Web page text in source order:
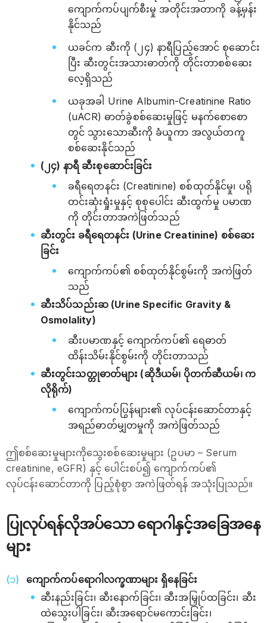
ကျောက်ကပ်ပျက်စီးမှု အတိုင်းအတာကို ခန့်မှန်း
နိုင်သည်
ယခင်က ဆီးကို (၂၄) နာရီပြည့်အောင် စုဆောင်း
ပြီး ဆီးတွင်းအသားဓာတ်ကို တိုင်းတာစစ်ဆေး
လေ့ရှိသည်
ယခုအခါ Urine Albumin-Creatinine Ratio
(uACR) ဓာတ်ခွဲစစ်ဆေးမှုဖြင့် မနက်စောစော
တွင် သွားသောဆီးကို ခံယူကာ အလွယ်တကူ
စစ်ဆေးနိုင်သည်
(၂၄) နာရီ ဆီးစုဆောင်းခြင်း
ခရီရေတနင်း (Creatinine) စစ်ထုတ်နိုင်မှု၊ ပရို
တင်းဆုံးရှုံးမှုနှင့် စုစုပေါင်း ဆီးထွက်မှု ပမာဏ
ကို တိုင်းတာအကဲဖြတ်သည်
ဆီးတွင်း ခရီရေတနင်း (Urine Creatinine) စစ်ဆေး
ခြင်း
ကျောက်ကပ်၏ စစ်ထုတ်နိုင်စွမ်းကို အကဲဖြတ်
သည်
ဆီးသိပ်သည်းဆ (Urine Specific Gravity &
Osmolality)
ဆီးပမာဏနှင့် ကျောက်ကပ်၏ ရေဓာတ်
ထိန်းသိမ်းနိုင်စွမ်းကို တိုင်းတာသည်
ဆီးတွင်းသတ္တုဓာတ်များ (ဆိုဒီယမ်၊ ပိုတက်ဆီယမ်၊ က
လိုရိုက်)
ကျောက်ကပ်ပြွန်များ၏ လုပ်ငန်းဆောင်တာနှင့်
အရည်ဓာတ်မျှတမှုကို အကဲဖြတ်သည်
ဤစစ်ဆေးမှုများကိုသွေးစစ်ဆေးမှုများ (ဥပမာ – Serum
creatinine, eGFR) နှင့် ပေါင်းစပ်၍ ကျောက်ကပ်၏
လုပ်ငန်းဆောင်တာကို ပြည့်စုံစွာ အကဲဖြတ်ရန် အသုံးပြုသည်။
ပြုလုပ်ရန်လိုအပ်သော ရောဂါနှင့်အခြေအနေ
များ
ကျောက်ကပ်ရောဂါလက္ခဏာများ ရှိနေခြင်း
ဆီးနည်းခြင်း၊ ဆီးနောက်ခြင်း၊ ဆီးအမြှုပ်ထခြင်း၊ ဆီး
ထဲသွေးပါခြင်း၊ ဆီးအရောင်မကောင်းခြင်း၊